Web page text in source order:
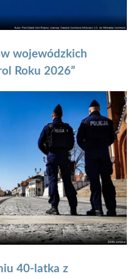
wojewódzkich
Roku 2026”
40-latka z